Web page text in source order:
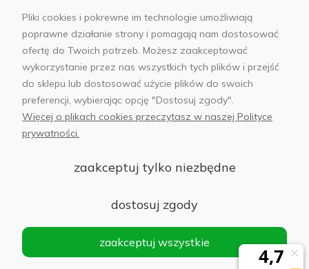
Moje konto
Informacje
Płatności i dostawa
+48 797 971 275
Pliki cookies i pokrewne im technologie umożliwiają
poprawne działanie strony i pomagają nam dostosować
ofertę do Twoich potrzeb. Możesz zaakceptować
wykorzystanie przez nas wszystkich tych plików i przejść
do sklepu lub dostosować użycie plików do swoich
preferencji, wybierając opcję "Dostosuj zgody".
Więcej o plikach cookies przeczytasz w naszej Polityce
prywatności.
zaakceptuj tylko niezbędne
dostosuj zgody
zaakceptuj wszystkie